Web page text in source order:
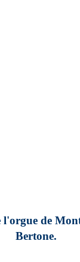
l'orgue de
Bertone.